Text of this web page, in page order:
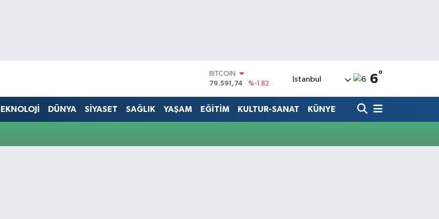
BITCOIN
79.591,74
%-1.82
45,43620
EURO
53,38690
%0.19
İstanbul 6°
DÜNYA SİYASET SAĞLIK YAŞAM EĞİTİM KULTUR-SANAT KÜNYE